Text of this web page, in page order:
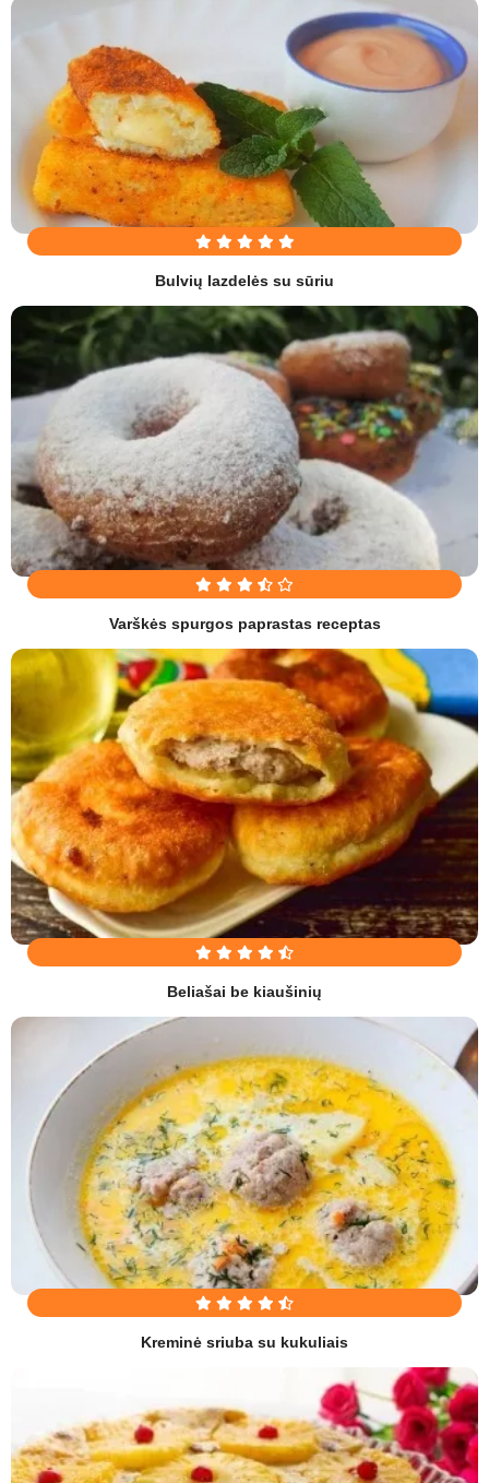
Bulvių lazdelės su sūriu
Varškės spurgos paprastas receptas
Beliašai be kiaušinių
Kreminė sriuba su kukuliais